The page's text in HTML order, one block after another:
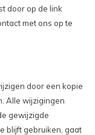
door op de link
met ons op te
door een kopie
Alle wijzigingen
gewijzigde
blijft gebruiken, gaat